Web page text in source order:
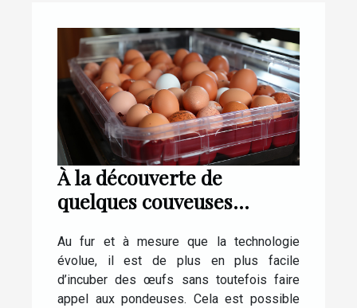
À la découverte de
quelques couveuses
de poule
Au fur et à mesure que la technologie
évolue, il est de plus en plus facile
d’incuber des œufs sans toutefois faire
appel aux pondeuses. Cela est possible